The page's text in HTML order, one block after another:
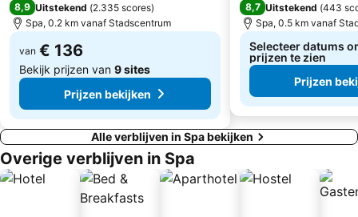
Maastricht Grotten
Le Labyrinthe
City-tour met de stadstram
La Cathédrale Saint Paul de Liège
8,9 Uitstekend (2.335 scores)
Spa, 0.2 km vanaf Stadscentrum
van € 136
Bekijk prijzen van 9 sites
Prijzen bekijken
8,7 Uitstekend (443
Spa, 0.5 km vanaf
Selecteer datums
prijzen te zien
Prijzen
Alle verblijven in Spa bekijken
Overige verblijven in Spa